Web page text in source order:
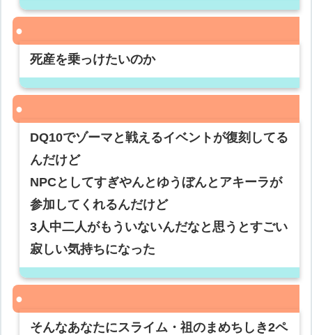
死産を乗っけたいのか
DQ10でゾーマと戦えるイベントが復刻してる
んだけど
NPCとしてすぎやんとゆうぼんとアキーラが
参加してくれるんだけど
3人中二人がもういないんだなと思うとすごい
寂しい気持ちになった
そんなあなたにスライム・祖のまめちしき2ペ